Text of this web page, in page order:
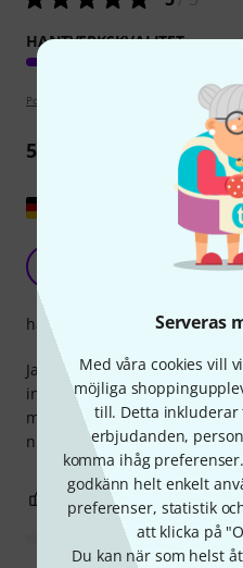
Serveras
Med våra cookies vill
möjliga
till. Detta
erbjudanden,
komma ihåg
godkänn helt enkelt
preferenser, statistik
att klicka på
Du kan när som helst
HANTVERKSKVALITET
Poängpolicy
5Recensioner
Bästa
Jag letade efter en LED-
in mätarskåpet. Jag hittade
magnetisk. Dimbar och med
nu.
hantverkskvalitet
ANMÄL